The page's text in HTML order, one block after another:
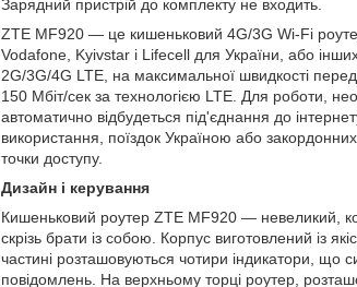
Зарядний пристрій до комплекту не входить.
ZTE MF920 — це кишеньковий 4G/3G Wi-Fi
Vodafone, Kyivstar і Lifecell для України, або
2G/3G/4G LTE, на максимальної швидкості
150 Мбіт/сек за технологією LTE. Для роботи,
автоматично відбудеться під'єднання до
використання, поїздок Україною або
точки доступу.
Дизайн і керування
Кишеньковий роутер ZTE MF920 — невеликий,
скрізь брати із собою. Корпус виготовлений із
частині розташовуються чотири індикатори, що
повідомлень. На верхньому торці роутер,